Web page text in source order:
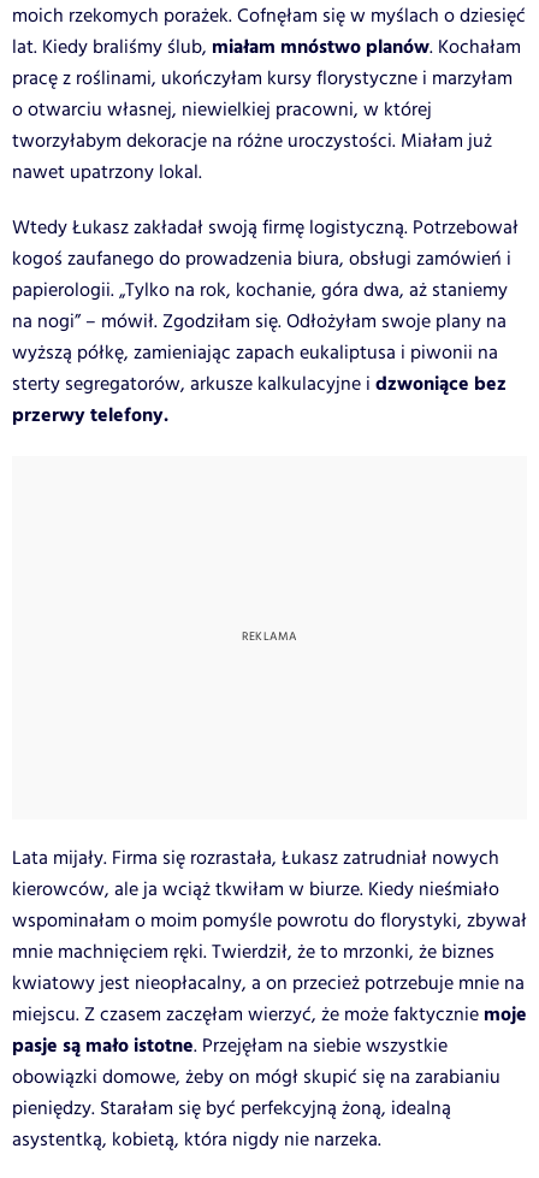
moich rzekomych porażek. Cofnęłam się w myślach o dziesięć
lat. Kiedy braliśmy ślub, miałam mnóstwo planów. Kochałam
pracę z roślinami, ukończyłam kursy florystyczne i marzyłam
o otwarciu własnej, niewielkiej pracowni, w której
tworzyłabym dekoracje na różne uroczystości. Miałam już
nawet upatrzony lokal.
Wtedy Łukasz zakładał swoją firmę logistyczną. Potrzebował
kogoś zaufanego do prowadzenia biura, obsługi zamówień i
papierologii. „Tylko na rok, kochanie, góra dwa, aż staniemy
na nogi” – mówił. Zgodziłam się. Odłożyłam swoje plany na
wyższą półkę, zamieniając zapach eukaliptusa i piwonii na
sterty segregatorów, arkusze kalkulacyjne i dzwoniące bez
przerwy telefony.
Lata mijały. Firma się rozrastała, Łukasz zatrudniał nowych
kierowców, ale ja wciąż tkwiłam w biurze. Kiedy nieśmiało
wspominałam o moim pomyśle powrotu do florystyki, zbywał
mnie machnięciem ręki. Twierdził, że to mrzonki, że biznes
kwiatowy jest nieopłacalny, a on przecież potrzebuje mnie na
miejscu. Z czasem zaczęłam wierzyć, że może faktycznie moje
pasje są mało istotne. Przejęłam na siebie wszystkie
obowiązki domowe, żeby on mógł skupić się na zarabianiu
pieniędzy. Starałam się być perfekcyjną żoną, idealną
asystentką, kobietą, która nigdy nie narzeka.